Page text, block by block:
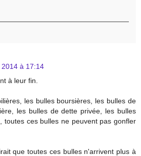
à 17:14
à leur fin.
les bulles boursières, les bulles de
les bulles de dette privée, les bulles
toutes ces bulles ne peuvent pas gonfler
que toutes ces bulles n'arrivent plus à